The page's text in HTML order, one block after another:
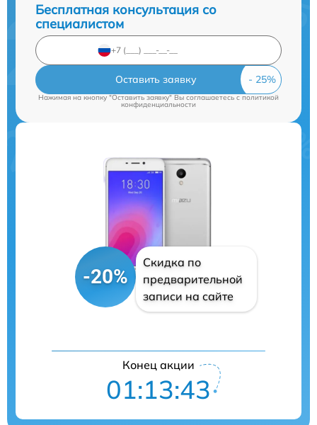
Бесплатная консультация со
специалистом
Оставить заявку
Нажимая на кнопку "Оставить заявку" Вы соглашаетесь cполитикой
конфиденциальности
-20%
Скидка по
предварительной
записи на сайте
Конец акции
01:13:42